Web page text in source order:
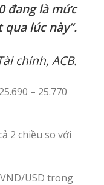
đang là mức
lúc này”.
chính, ACB.
– 25.770
2 chiều so với
USD trong